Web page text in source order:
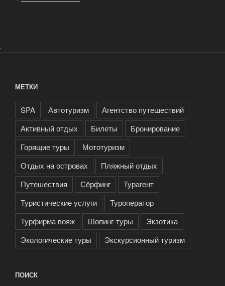
.
МЕТКИ
SPA Автотуризм
Агентство путешествий
Активный отдых
Билеты
Бронирование
Горящие туры
Мототуризм
Отдых на островах
Пляжный отдых
Путешествия
Сёрфинг
Турагент
Туристические услуги
Туроператор
Турфирма вояж
Шопинг-туры
Экзотика
Экологические туры
Экскурсионный туризм
ПОИСК